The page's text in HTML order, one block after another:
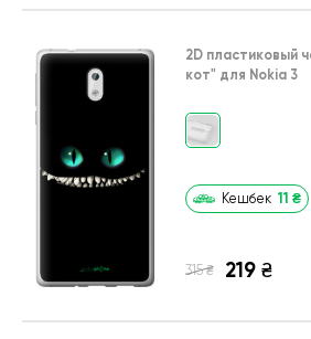
2D пластиковый
кот" для Nokia 3
Кешбек 11 ₴
315 ₴ 219 ₴